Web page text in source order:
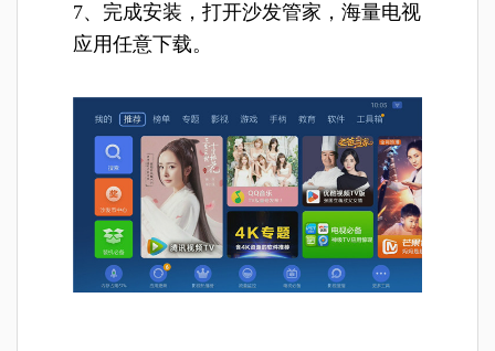
7、完成安装，打开沙发管家，海量电视
应用任意下载。